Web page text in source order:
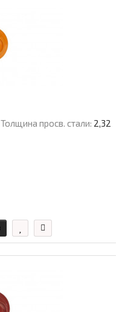
Толщина просв. стали: 2,32